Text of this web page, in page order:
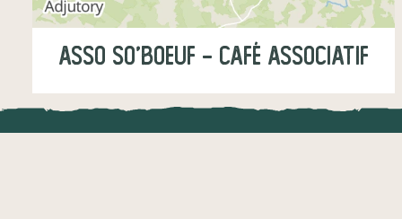
Asso So'Boeuf - Café associatif
Mardi
15:00-18:00
Mercredi10:00-18:00